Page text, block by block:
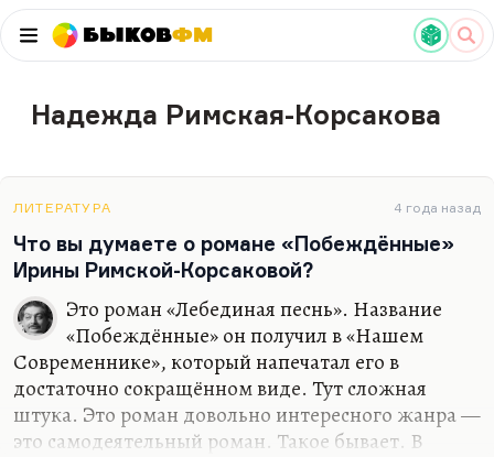
БыковФМ
Надежда Римская-Корсакова
ЛИТЕРАТУРА 4 года назад
Что вы думаете о романе «Побеждённые»
Ирины Римской-Корсаковой?
Это роман «Лебединая песнь». Название
«Побеждённые» он получил в «Нашем
Современнике», который напечатал его в
достаточно сокращённом виде. Тут сложная
штука. Это роман довольно интересного жанра —
это самодеятельный роман. Такое бывает. В